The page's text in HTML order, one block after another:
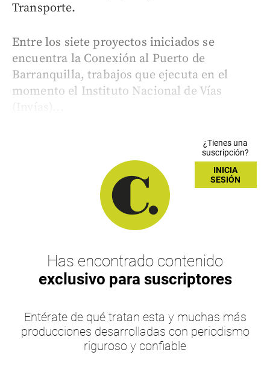
Transporte.
Entre los siete proyectos iniciados se
encuentra la Conexión al Puerto de
Barranquilla, trabajos que ejecuta en el
momento el Instituto Nacional de Vías
(Invías)...
¿Tienes una
suscripción?
INICIA
SESIÓN
Has encontrado contenido
exclusivo para suscriptores
Entérate de qué tratan esta y muchas más
producciones desarrolladas con periodismo
riguroso y confiable